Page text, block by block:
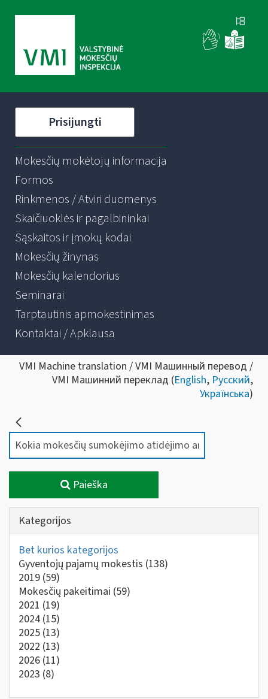
Prisijungti
Mokesčių mokėtojų informacija
Formos
Rinkmenos / Atviri duomenys
Skaičiuoklės ir pagalbininkai
Sąskaitos ir įmokų kodai
Mokesčių žinynas
Mokesčių kalendorius
Seminarai
Tarptautinis apmokestinimas
Kontaktai / Apklausa
VMI Machine translation / VMI Машинный перевод /
VMI Машинний переклад (English, Русский,
Українська)
Paieška
Kategorijos
Bet kurios kategorijos
Gyventojų pajamų mokestis (138)
2019 (59)
Mokesčių pakeitimai (59)
2021 (19)
2024 (15)
2025 (13)
2022 (13)
2026 (11)
2023 (8)